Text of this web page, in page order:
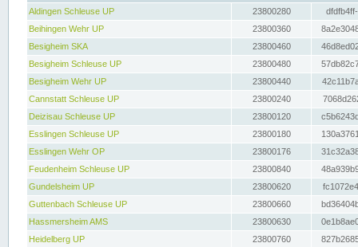
Aldingen Schleuse UP
23800280
Beihingen Wehr UP
23800360
Besigheim SKA
23800460
Besigheim Schleuse UP
23800480
Besigheim Wehr UP
23800440
Cannstatt Schleuse UP
23800240
Deizisau Schleuse UP
23800120
Esslingen Schleuse UP
23800180
Esslingen Wehr OP
23800176
Feudenheim Schleuse UP
23800840
Gundelsheim UP
23800620
Guttenbach Schleuse UP
23800660
Hassmersheim AMS
23800630
Heidelberg UP
23800760